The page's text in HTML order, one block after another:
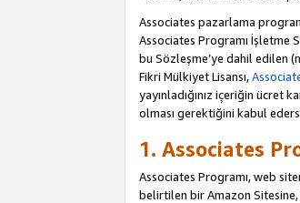
Associates pazarlama
Associates Programı İşletme
bu Sözleşme’ye dahil edilen
Fikri Mülkiyet Lisansı,
yayınladığınız içeriğin ücret
olması gerektiğini kabul
1. Associates
Associates Programı, web
belirtilen bir Amazon